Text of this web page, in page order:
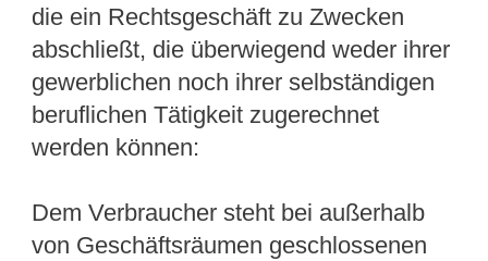
die ein Rechtsgeschäft zu Zwecken
abschließt, die überwiegend weder ihrer
gewerblichen noch ihrer selbständigen
beruflichen Tätigkeit zugerechnet
werden können:
Dem Verbraucher steht bei außerhalb
von Geschäftsräumen geschlossenen